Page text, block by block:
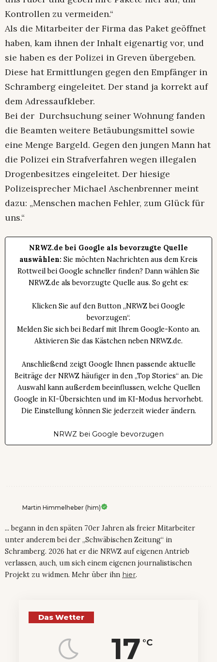
Kontrollen zu vermeiden.“
Als die Mitarbeiter der Firma das Paket geöffnet
haben, kam ihnen der Inhalt eigenartig vor, und
sie haben es der Polizei in Greven übergeben.
Diese hat Ermittlungen gegen den Empfänger in
Schramberg eingeleitet. Der stand ja korrekt auf
dem Adressaufkleber.
Bei der Durchsuchung seiner Wohnung fanden
die Beamten weitere Betäubungsmittel sowie
eine Menge Bargeld. Gegen den jungen Mann hat
die Polizei ein Strafverfahren wegen illegalen
Drogenbesitzes eingeleitet. Der hiesige
Polizeisprecher Michael Aschenbrenner meint
dazu: „Menschen machen Fehler, zum Glück für
uns.“
NRWZ.de bei Google als bevorzugte Quelle
auswählen: Sie möchten Nachrichten aus dem Kreis
Rottweil bei Google schneller finden? Dann wählen Sie
NRWZ.de als bevorzugte Quelle aus. So geht es:
Klicken Sie auf den Button „NRWZ bei Google
bevorzugen“.
Melden Sie sich bei Bedarf mit Ihrem Google-Konto an.
Aktivieren Sie das Kästchen neben NRWZ.de.
Anschließend zeigt Google Ihnen passende aktuelle
Beiträge der NRWZ häufiger in den „Top Stories“ an. Die
Auswahl kann außerdem beeinflussen, welche Quellen
Google in KI-Übersichten und im KI-Modus hervorhebt.
Die Einstellung können Sie jederzeit wieder ändern.
NRWZ bei Google bevorzugen
Martin Himmelheber (him)
... begann in den späten 70er Jahren als freier Mitarbeiter
unter anderem bei der „Schwäbischen Zeitung“ in
Schramberg. 2026 hat er die NRWZ auf eigenen Antrieb
verlassen, auch, um sich einem eigenen journalistischen
Projekt zu widmen. Mehr über ihn hier.
Das Wetter
17 °C